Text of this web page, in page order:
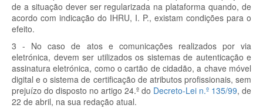
de a situação dever ser regularizada na plataforma quando, de
acordo com indicação do IHRU, I. P., existam condições para o
efeito.
3 - No caso de atos e comunicações realizados por via
eletrónica, devem ser utilizados os sistemas de autenticação e
assinatura eletrónica, como o cartão de cidadão, a chave móvel
digital e o sistema de certificação de atributos profissionais, sem
prejuízo do disposto no artigo 24.º do Decreto-Lei n.º 135/99, de
22 de abril, na sua redação atual.